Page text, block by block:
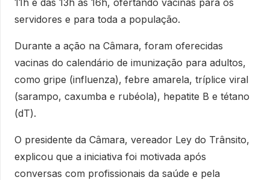
servidores e para toda a população.
Durante a ação na Câmara, foram oferecidas
vacinas do calendário de imunização para adultos,
como gripe (influenza), febre amarela, tríplice viral
(sarampo, caxumba e rubéola), hepatite B e tétano
(dT).
O presidente da Câmara, vereador Ley do Trânsito,
explicou que a iniciativa foi motivada após
conversas com profissionais da saúde e pela